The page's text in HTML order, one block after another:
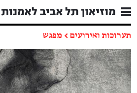
תערוכות ואירועים ← מפגש